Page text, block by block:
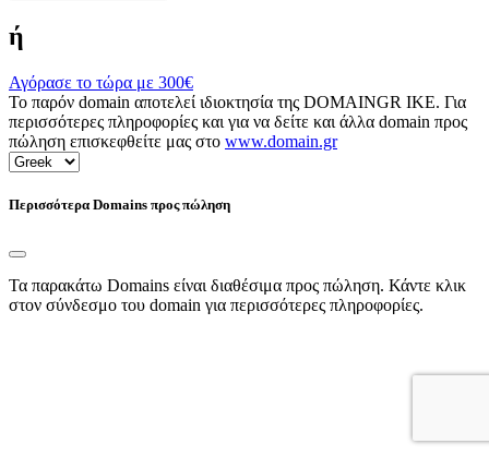
ή
Αγόρασε το τώρα με 300€
Το παρόν domain αποτελεί ιδιοκτησία της DOMAINGR ΙΚΕ. Για
περισσότερες πληροφορίες και για να δείτε και άλλα domain προς
πώληση επισκεφθείτε μας στο www.domain.gr
Περισσότερα Domains προς πώληση
Τα παρακάτω Domains είναι διαθέσιμα προς πώληση. Κάντε κλικ
στον σύνδεσμο του domain για περισσότερες πληροφορίες.